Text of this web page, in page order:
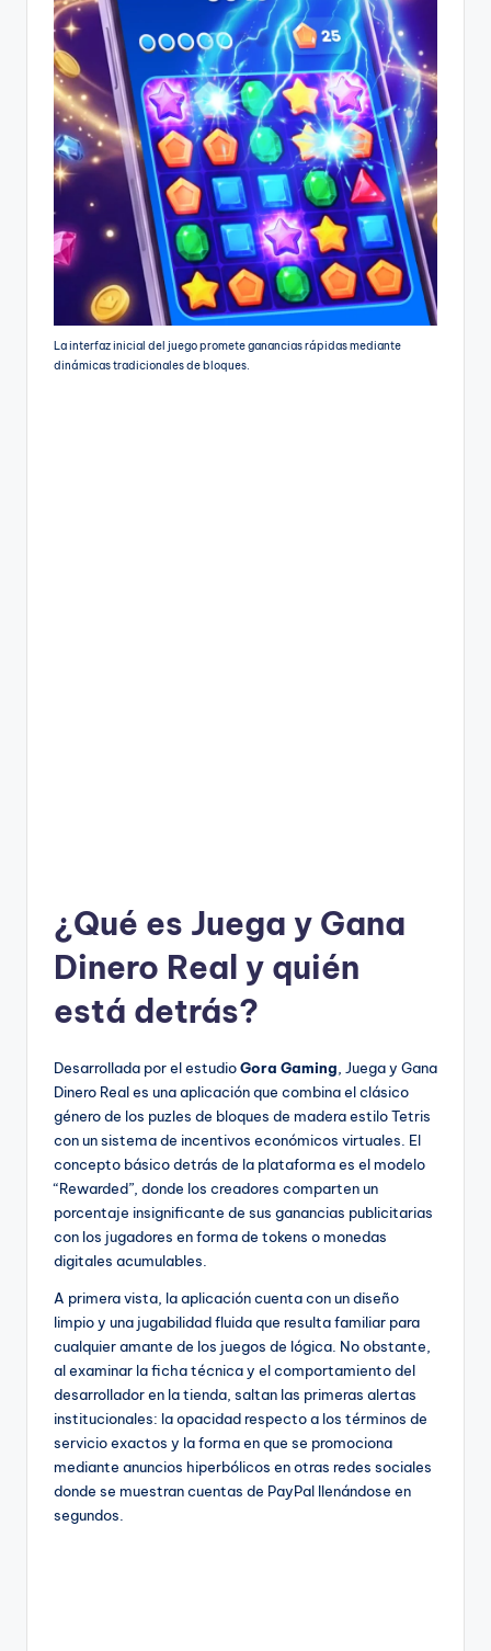
La interfaz inicial del juego promete ganancias rápidas mediante
dinámicas tradicionales de bloques.
¿Qué es Juega y Gana
Dinero Real y quién
está detrás?
Desarrollada por el estudioGora Gaming , Juega y Gana
Dinero Real es una aplicación que combina el clásico
género de los puzles de bloques de madera estilo Tetris
con un sistema de incentivos económicos virtuales. El
concepto básico detrás de la plataforma es el modelo
“Rewarded”, donde los creadores comparten un
porcentaje insignificante de sus ganancias publicitarias
con los jugadores en forma de tokens o monedas
digitales acumulables.
A primera vista, la aplicación cuenta con un diseño
limpio y una jugabilidad fluida que resulta familiar para
cualquier amante de los juegos de lógica. No obstante,
al examinar la ficha técnica y el comportamiento del
desarrollador en la tienda, saltan las primeras alertas
institucionales: la opacidad respecto a los términos de
servicio exactos y la forma en que se promociona
mediante anuncios hiperbólicos en otras redes sociales
donde se muestran cuentas de PayPal llenándose en
segundos.